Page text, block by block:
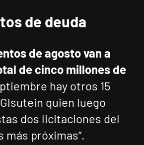
de deuda
de agosto van a
de cinco millones de
hay otros 15
quien luego
dos licitaciones del
más próximas”.